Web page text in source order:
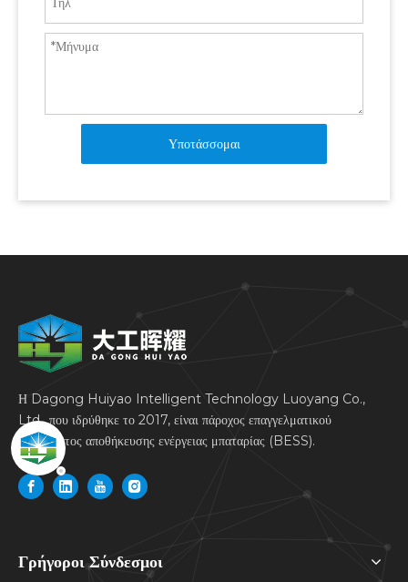
Υποτάσσομαι
Η Dagong Huiyao Intelligent Technology Luoyang Co.,
Ltd., που ιδρύθηκε το 2017, είναι πάροχος επαγγελματικού
συστήματος αποθήκευσης ενέργειας μπαταρίας (BESS).
Γρήγοροι Σύνδεσμοι